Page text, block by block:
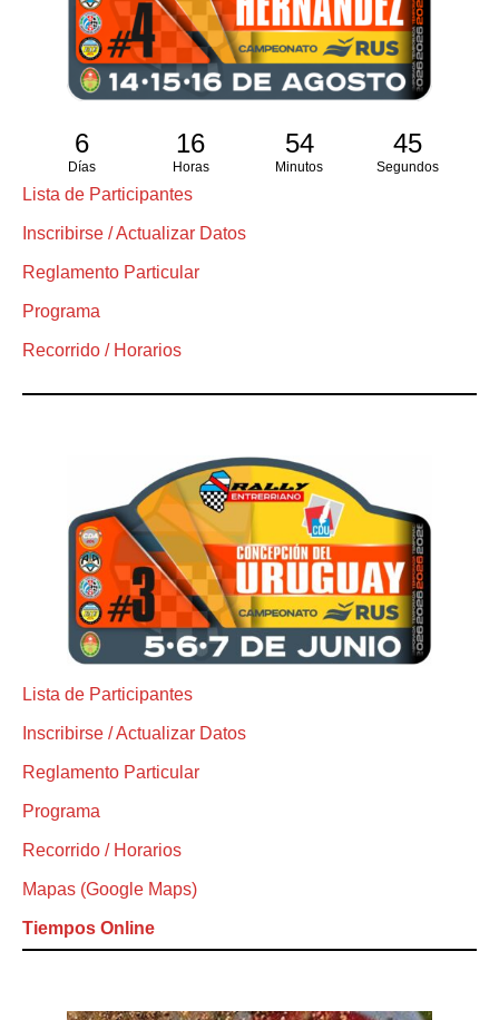
6
Días
16
Horas
54
Minutos
44
Segundos
Lista de Participantes
Inscribirse / Actualizar Datos
Reglamento Particular
Programa
Recorrido / Horarios
Lista de Participantes
Inscribirse / Actualizar Datos
Reglamento Particular
Programa
Recorrido / Horarios
Mapas (Google Maps)
Tiempos Online